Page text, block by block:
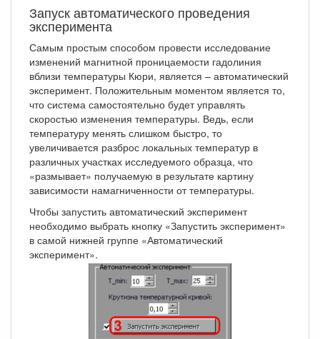
Запуск автоматического проведения
эксперимента
Самым простым способом провести исследование
изменений магнитной проницаемости гадолиния
вблизи температуры Кюри, является – автоматический
эксперимент. Положительным моментом является то,
что система самостоятельно будет управлять
скоростью изменения температуры. Ведь, если
температуру менять слишком быстро, то
увеличивается разброс локальных температур в
различных участках исследуемого образца, что
«размывает» получаемую в результате картину
зависимости намагниченности от температуры.
Чтобы запустить автоматический эксперимент
необходимо выбрать кнопку «Запустить эксперимент»
в самой нижней группе «Автоматический
эксперимент».